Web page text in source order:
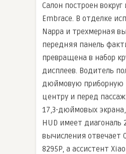
Салон построен
Embrace. В отделке
Nappa и трехмерная
передняя панель
превращена в набор
дисплеев. Водитель
дюймовую приборную
центру и перед
17,3-дюймовых
HUD имеет диагональ
вычисления отвечает
8295P, а ассистент